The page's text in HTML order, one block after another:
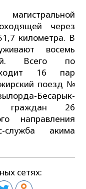
через
километра. В
восемь
Всего по
16 пар
поезд №
Бесарык-
граждан 26
направления
служба акима
сетях: